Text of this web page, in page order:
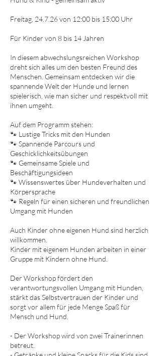
Freitag, 24.7.26 von 12:00 bis 15:00 Uhr
Für Kinder von 8 bis 14 Jahren
In diesem abwechslungsreichen Workshop
dreht sich alles um den besten Freund des
Menschen. Gemeinsam entdecken wir die
spannende Welt der Hunde und lernen
spielerisch, wie man sicher und respektvoll mit
ihnen umgeht.
Auf dem Programm stehen:
🐾 Lustige Tricks mit den Hunden
🐾 Spannende Parcours und
Geschicklichkeitsübungen
🐾 Gemeinsame Spiele und
Beschäftigungsideen
🐾 Wissenswertes über Hundeverhalten und
Körpersprache
🐾 Regeln für einen sicheren und freundlichen
Umgang mit Hunden
Auch Kinder ohne eigenen Hund sind herzlich
willkommen.
Kinder mit eigenem Hunden arbeiten in einer
Gruppe mit Kindern ohne Hund.
Der Workshop fördert den
verantwortungsvollen Umgang mit Hunden,
stärkt das Selbstvertrauen der Kinder und
sorgt vor allem für jede Menge Spaß für
Mensch und Hund.
- Der Workshop wird von zwei Trainerinnen
betreut.